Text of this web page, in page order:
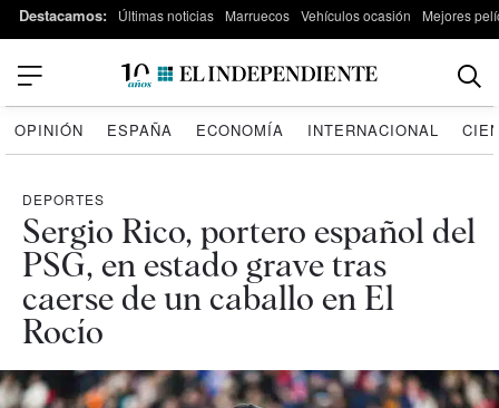
Destacamos: Últimas noticias Marruecos Vehículos ocasión Mejores
OPINIÓN ESPAÑA ECONOMÍA INTERNACIONAL
DEPORTES
Sergio Rico, portero español del
PSG, en estado grave tras
caerse de un caballo en El
Rocío